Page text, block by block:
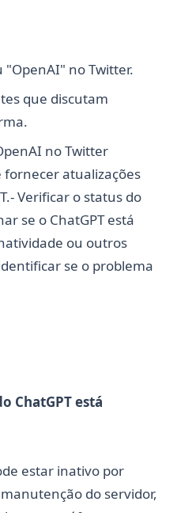
"OpenAI" no Twitter.
que discutam
no Twitter
fornecer atualizações
Verificar o status do
se o ChatGPT está
ou outros
se o problema
ChatGPT está
estar inativo por
do servidor,